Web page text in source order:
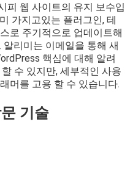
피 웹 사이트의 유지 보수입
가지고있는 플러그인, 테
로 주기적으로 업데이트해
리미는 이메일을 통해 새
핵심에 대해 알려
수 있지만, 세부적인 사용
머를 고용 할 수 있습니다.
기술